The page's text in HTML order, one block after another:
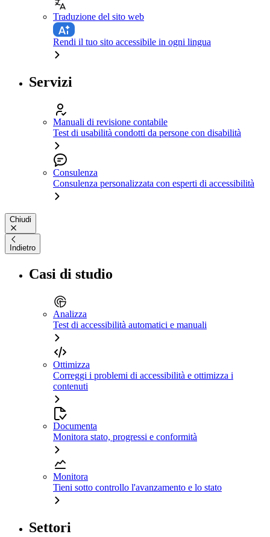
Traduzione del sito web
Rendi il tuo sito accessibile in ogni lingua
Servizi
Manuali di revisione contabile
Test di usabilità condotti da persone con disabilità
Consulenza
Consulenza personalizzata con esperti di accessibilità
Chiudi
Indietro
Casi di studio
Analizza
Test di accessibilità automatici e manuali
Ottimizza
Correggi i problemi di accessibilità e ottimizza i
contenuti
Documenta
Monitora stato, progressi e conformità
Monitora
Tieni sotto controllo l'avanzamento e lo stato
Settori